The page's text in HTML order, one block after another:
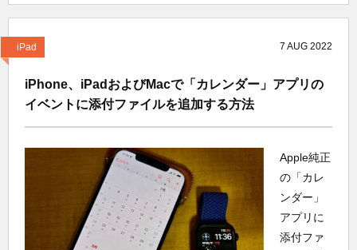
iPad 7 AUG 2022
iPhone、iPadおよびMacで「カレンダー」アプリの
イベントに添付ファイルを追加する方法
Apple純正
の「カレ
ンダー」
アプリに
添付ファ